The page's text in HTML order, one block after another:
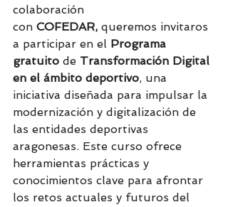
colaboración
con COFEDAR, queremos invitaros
a participar en el Programa
gratuito de Transformación Digital
en el ámbito deportivo, una
iniciativa diseñada para impulsar la
modernización y digitalización de
las entidades deportivas
aragonesas. Este curso ofrece
herramientas prácticas y
conocimientos clave para afrontar
los retos actuales y futuros del